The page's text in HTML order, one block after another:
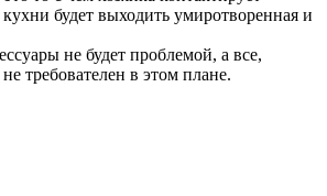
будет выходить умиротворенная и
не будет проблемой, а все,
требователен в этом плане.